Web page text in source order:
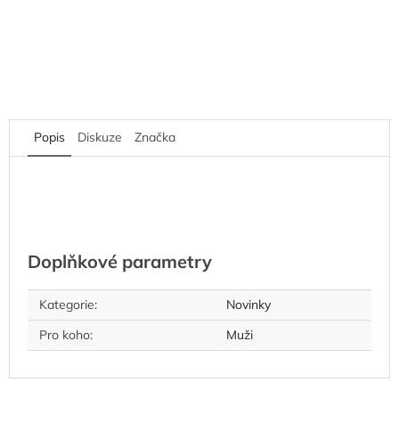
Popis Diskuze Značka
Doplňkové parametry
Kategorie:
Novinky
Pro koho: Muži